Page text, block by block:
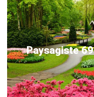
Paysagiste 69